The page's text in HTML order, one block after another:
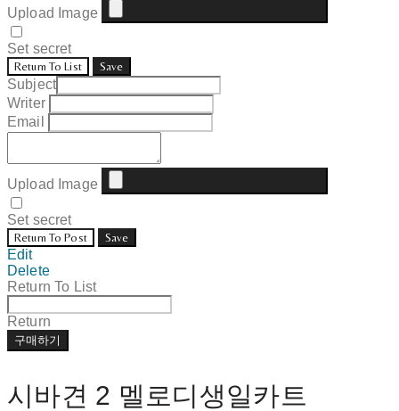
Upload Image
Set secret
Return To List Save
Subject
Writer
Email
Upload Image
Set secret
Return To Post Save
Edit
Delete
Return To List
Return
구매하기
시바견 2 멜로디생일카트